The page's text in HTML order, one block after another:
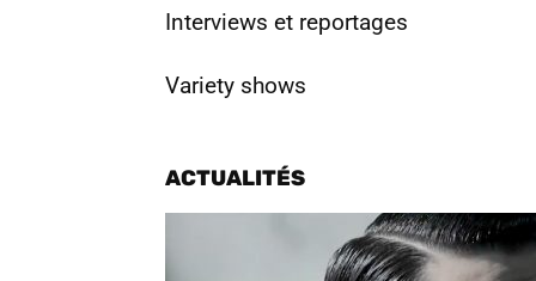
Interviews et reportages
Variety shows
ACTUALITÉS